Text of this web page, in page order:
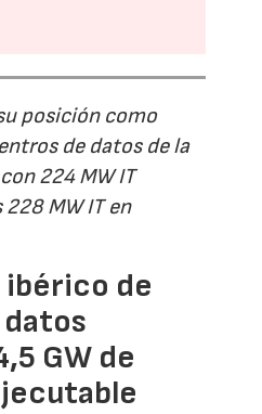
posición como
de datos de la
224 MW IT
MW IT en
ibérico de
GW de